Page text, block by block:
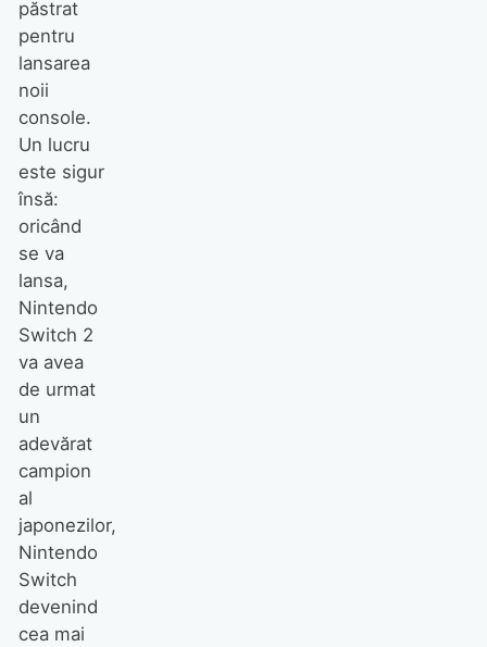
păstrat
pentru
lansarea
noii
console.
Un lucru
este sigur
însă:
oricând
se va
lansa,
Nintendo
Switch 2
va avea
de urmat
un
adevărat
campion
al
japonezilor,
Nintendo
Switch
devenind
cea mai